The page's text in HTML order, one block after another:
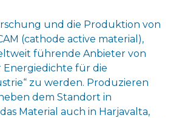
und die Produktion von
(cathode active material),
führende Anbieter von
Energiedichte für die
zu werden. Produzieren
dem Standort in
Material auch in Harjavalta,